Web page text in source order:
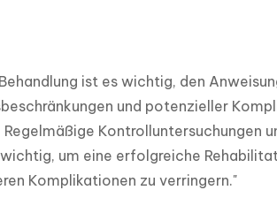
ist es wichtig, den
und potenzieller
Kontrolluntersuchungen
um eine erfolgreiche
Komplikationen zu verringern."